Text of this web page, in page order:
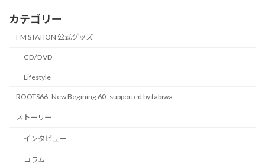
カテゴリー
FM STATION 公式グッズ
CD/DVD
Lifestyle
ROOTS66 -New Begining 60- supported by tabiwa
ストーリー
インタビュー
コラム